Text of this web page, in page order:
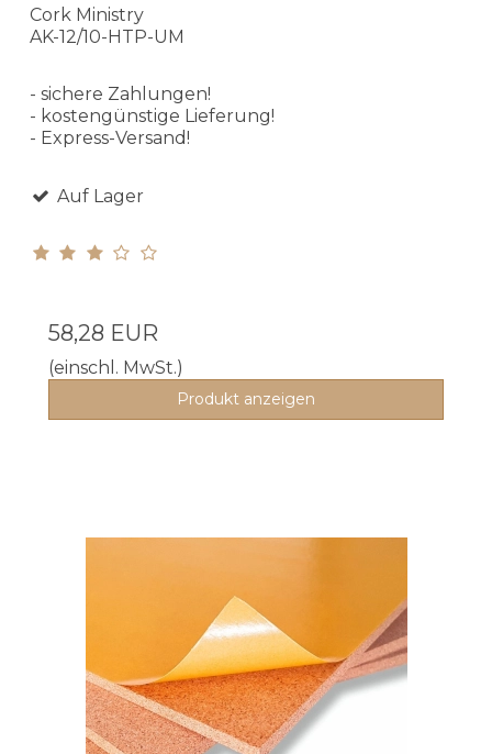
Cork Ministry
AK-12/10-HTP-UM
- sichere Zahlungen!
- kostengünstige Lieferung!
- Express-Versand!
Auf Lager
58,28 EUR
(einschl. MwSt.)
Produkt anzeigen